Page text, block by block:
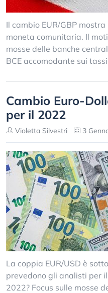
Il cambio EUR/GBP
moneta comunitaria. Il
mosse delle banche
BCE accomodante sui
Cambio Euro-
per il 2022
Violetta Silvestri 3
La coppia EUR/USD è
prevedono gli analisti per
2022? Focus sulle mosse